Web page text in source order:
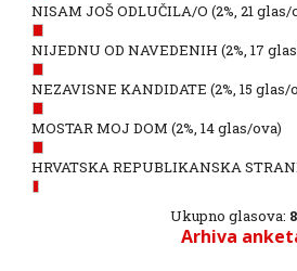
NISAM JOŠ ODLUČILA/O (2%, 21 glas/
NIJEDNU OD NAVEDENIH (2%, 17
NEZAVISNE KANDIDATE (2%, 15 glas/
MOSTAR MOJ DOM (2%, 14 glas/ova)
HRVATSKA REPUBLIKANSKA
Ukupno glasova:
Arhiva